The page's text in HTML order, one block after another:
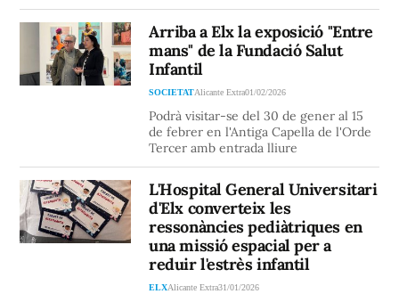
Arriba a Elx la exposició "Entre
mans" de la Fundació Salut
Infantil
SOCIETATAlicante Extra01/02/2026
Podrà visitar-se del 30 de gener al 15
de febrer en l'Antiga Capella de l'Orde
Tercer amb entrada lliure
L'Hospital General Universitari
d'Elx converteix les
ressonàncies pediàtriques en
una missió espacial per a
reduir l'estrès infantil
ELXAlicante Extra31/01/2026